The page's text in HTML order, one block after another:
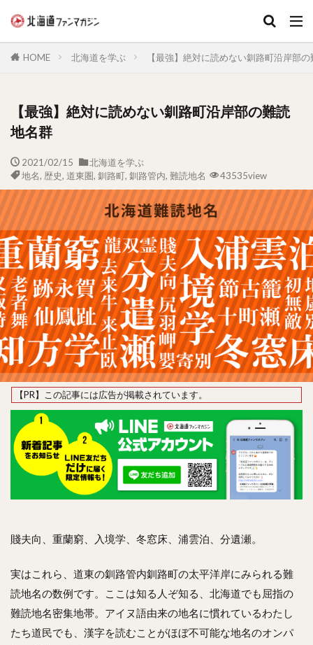
HOME 北海道を学ぶ 【最強】絶対に読めない釧路町沿岸部
【最強】絶対に読めない釧路町沿岸部の難読
地名群
2021/02/15
北海道を学ぶ
地名, 歴史, 道東圏, 釧路町, 釧路管内, 難読地名 43535view
賤夫向、重蘭窮、入境学、冬窓床、浦雲泊、分遺瀬。
実はこれら、道東の釧路管内釧路町の太平洋岸にみられる難
読地名の数例です。ここは知る人ぞ知る、北海道でも屈指の
難読地名密集地帯。アイヌ語由来の地名に慣れているわたし
たち道民でも、漢字を読むことがほぼ不可能な地名のオンパ